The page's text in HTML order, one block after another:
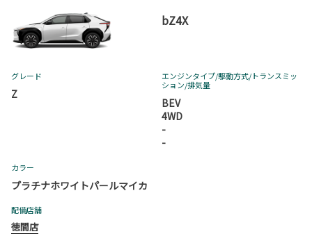
bZ4X
グレード
Z
エンジンタイプ/駆動方式/トランスミッ
ション/排気量
BEV
4WD
-
-
カラー
プラチナホワイトパールマイカ
配備店舗
徳間店